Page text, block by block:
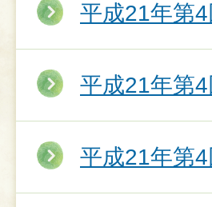
平成21年第
平成21年第
平成21年第